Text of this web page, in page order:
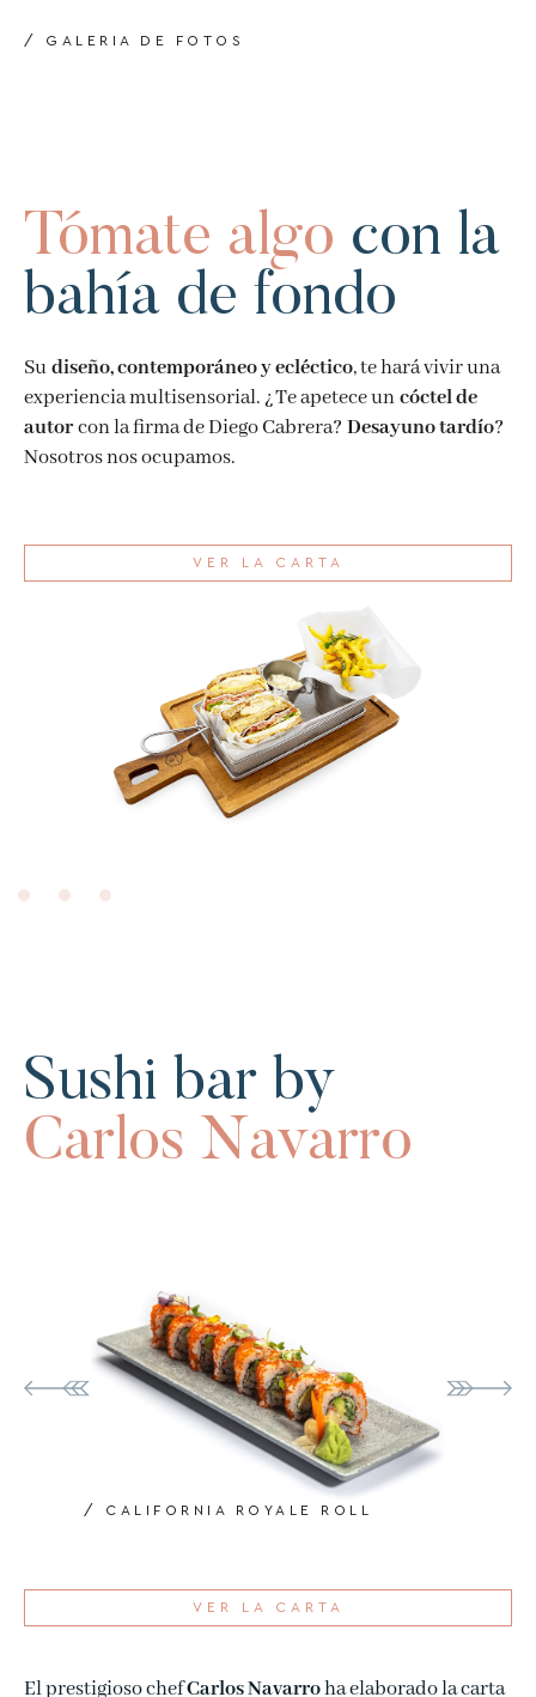
/ GALERIA DE FOTOS
Tómate algo con la
bahía de fondo
Sudiseño, contemporáneo y ecléctico, te hará vivir una
experiencia multisensorial. ¿Te apetece uncóctel de
autorcon la firma de Diego Cabrera? Desayuno tardío?
Nosotros nos ocupamos.
VER LA CARTA
Sushi bar by
Carlos Navarro
ROYALE ROLL
VER LA CARTA
El prestigioso chefCarlos Navarroha elaborado la carta